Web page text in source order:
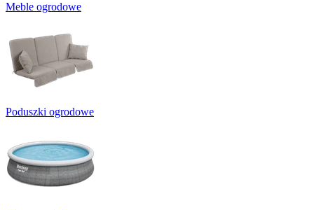
Meble ogrodowe
Poduszki ogrodowe